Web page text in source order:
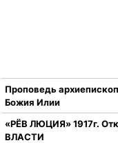
Проповедь
Божия Илии
«РЁВ ЛЮЦИЯ» 1917г.
ВЛАСТИ